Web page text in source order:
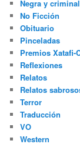
Negra y criminal
No Ficción
Obituario
Pinceladas
Premios Xatafi-
Reflexiones
Relatos
Relatos
Terror
Traducción
VO
Western